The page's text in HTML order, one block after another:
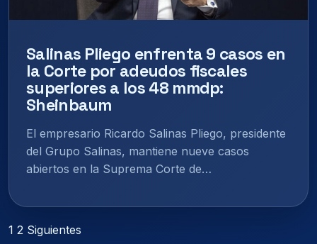
Salinas Pliego enfrenta 9 casos en
la Corte por adeudos fiscales
superiores a los 48 mmdp:
Sheinbaum
El empresario Ricardo Salinas Pliego, presidente
del Grupo Salinas, mantiene nueve casos
abiertos en la Suprema Corte de…
Paginación
1 2 Siguientes